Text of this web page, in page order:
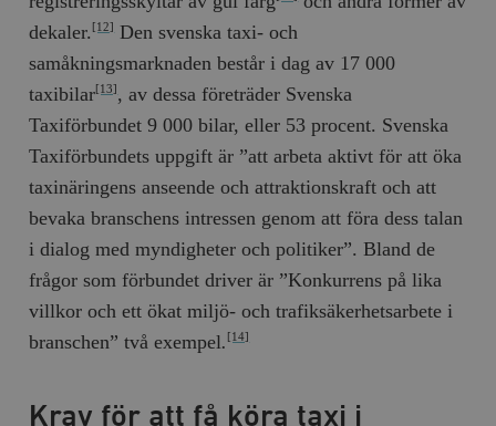
dekaler. [12] Den svenska taxi- och
samåkningsmarknaden består i dag av 17 000
taxibilar[13] , av dessa företräder Svenska
Taxiförbundet 9 000 bilar, eller 53 procent. Svenska
Taxiförbundets uppgift är ”att arbeta aktivt för att öka
taxinäringens anseende och attraktionskraft och att
bevaka branschens intressen genom att föra dess talan
i dialog med myndigheter och politiker”. Bland de
frågor som förbundet driver är ”Konkurrens på lika
villkor och ett ökat miljö- och trafiksäkerhetsarbete i
branschen” två exempel. [14]
Krav för att få köra taxi i